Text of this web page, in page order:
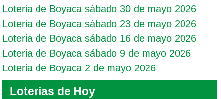
Loteria de Boyaca sábado 30 de mayo 2026
Loteria de Boyaca sábado 23 de mayo 2026
Loteria de Boyaca sábado 16 de mayo 2026
Loteria de Boyaca sábado 9 de mayo 2026
Loteria de Boyaca 2 de mayo 2026
Loterias de Hoy